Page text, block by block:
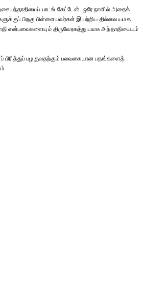
பாடங் கேட்டேன். ஒரே நாளில் அதைக்
பிறகு பிள்ளையவர்கள் இயற்றிய தில்லை யமக
என்பவைகளையும் திருவேரகத்து யமக அந்தாதியையும்
பழகுவதற்கும் பலவகையான பதங்களைத்